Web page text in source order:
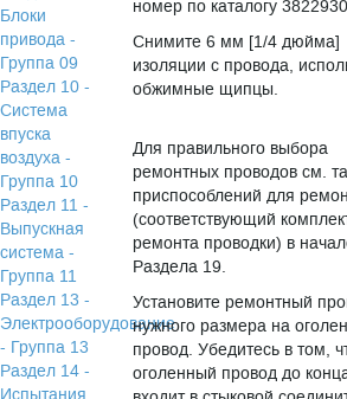
Блоки
привода -
Группа 09
Раздел 10 -
Система
впуска
воздуха -
Группа 10
Раздел 11 -
Выпускная
система -
Группа 11
Раздел 13 -
Электрооборудование
- Группа 13
Раздел 14 -
номер по каталогу
Снимите 6 мм [1/4 дюйма]
изоляции с провода,
обжимные щипцы.
Для правильного выбора
ремонтных проводов см.
приспособлений для
(соответствующий
ремонта проводки) в
Раздела 19.
Установите ремонтный
нужного размера на
провод. Убедитесь в том,
оголенный провод до